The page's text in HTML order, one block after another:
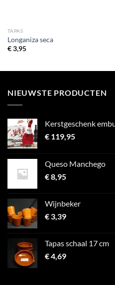
TAPAS
Longaniza seca
€3,95
NIEUWSTE PRODUCTEN
Kerstgeschenk
€ 119,95
Queso Manchego
€8,95
Wijnbeker
€3,39
Tapas schaal 17 cm
€4,69